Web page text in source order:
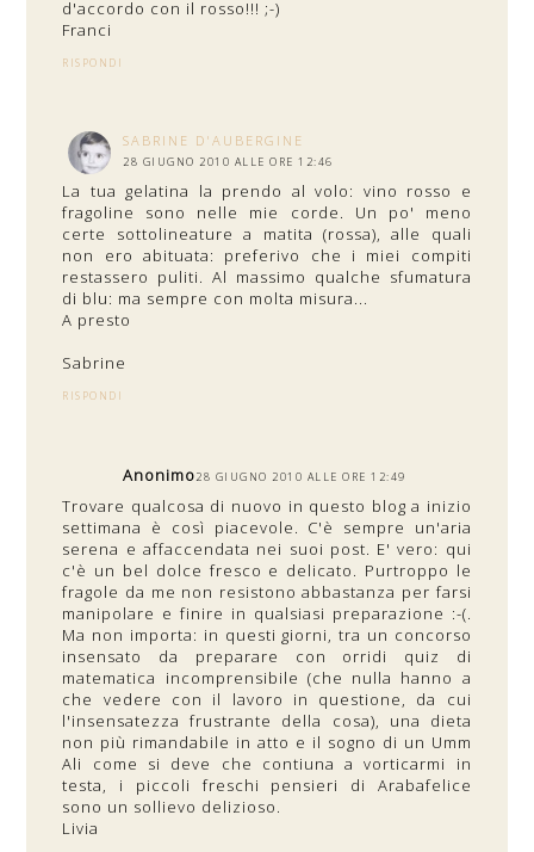
d'accordo con il rosso!!! ;-)
Franci
RISPONDI
SABRINE D'AUBERGINE
28 GIUGNO 2010 ALLE ORE 12:46
La tua gelatina la prendo al volo: vino rosso e
fragoline sono nelle mie corde. Un po' meno
certe sottolineature a matita (rossa), alle quali
non ero abituata: preferivo che i miei compiti
restassero puliti. Al massimo qualche sfumatura
di blu: ma sempre con molta misura...
A presto
Sabrine
RISPONDI
Anonimo28 GIUGNO 2010 ALLE ORE 12:49
Trovare qualcosa di nuovo in questo blog a inizio
settimana è così piacevole. C'è sempre un'aria
serena e affaccendata nei suoi post. E' vero: qui
c'è un bel dolce fresco e delicato. Purtroppo le
fragole da me non resistono abbastanza per farsi
manipolare e finire in qualsiasi preparazione :-(.
Ma non importa: in questi giorni, tra un concorso
insensato da preparare con orridi quiz di
matematica incomprensibile (che nulla hanno a
che vedere con il lavoro in questione, da cui
l'insensatezza frustrante della cosa), una dieta
non più rimandabile in atto e il sogno di un Umm
Ali come si deve che contiuna a vorticarmi in
testa, i piccoli freschi pensieri di Arabafelice
sono un sollievo delizioso.
Livia